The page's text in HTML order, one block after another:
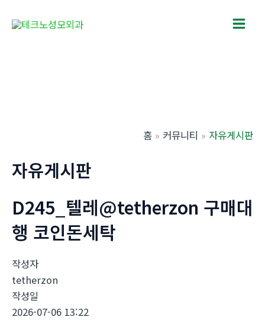
Main
홈 커뮤니티 자유게시판
자유게시판
D245_텔레@tetherzon 구매대
행 코인돈세탁
작성자
tetherzon
작성일
2026-07-06 13:22